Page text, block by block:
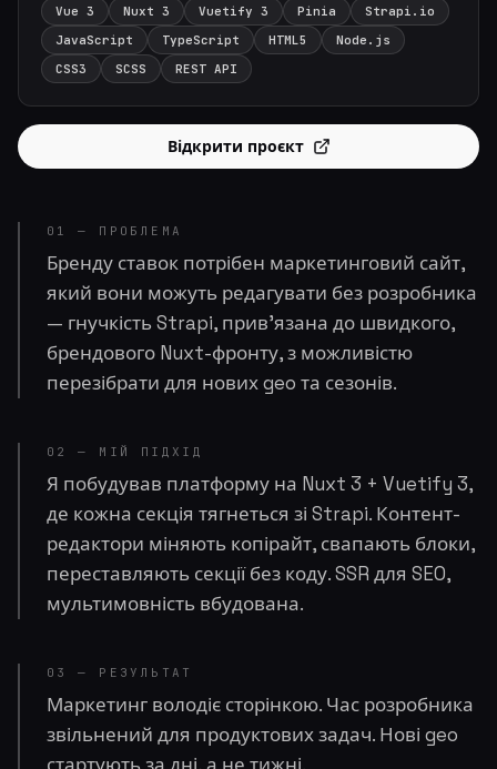
Vue 3 Nuxt 3 Vuetify 3 Pinia
Strapi.io
JavaScript
TypeScript HTML5
Node.js
CSS3
SCSS REST API
Відкрити проєкт
01 — ПРОБЛЕМА
Бренду ставок потрібен маркетинговий сайт,
який вони можуть редагувати без розробника
— гнучкість Strapi, прив'язана до швидкого,
брендового Nuxt-фронту, з можливістю
перезібрати для нових geo та сезонів.
02 — МІЙ ПІДХІД
Я побудував платформу на Nuxt 3 + Vuetify 3,
де кожна секція тягнеться зі Strapi. Контент-
редактори міняють копірайт, свапають блоки,
переставляють секції без коду. SSR для SEO,
мультимовність вбудована.
03 — РЕЗУЛЬТАТ
Маркетинг володіє сторінкою. Час розробника
звільнений для продуктових задач. Нові geo
стартують за дні, а не тижні.